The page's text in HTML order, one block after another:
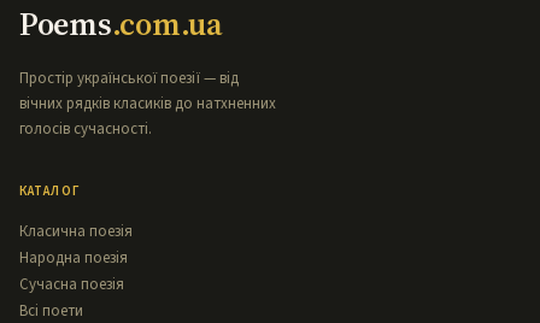
Poems.com.ua
Простір української поезії — від
вічних рядків класиків до натхненних
голосів сучасності.
КАТАЛОГ
Класична поезія
Народна поезія
Сучасна поезія
Всі поети